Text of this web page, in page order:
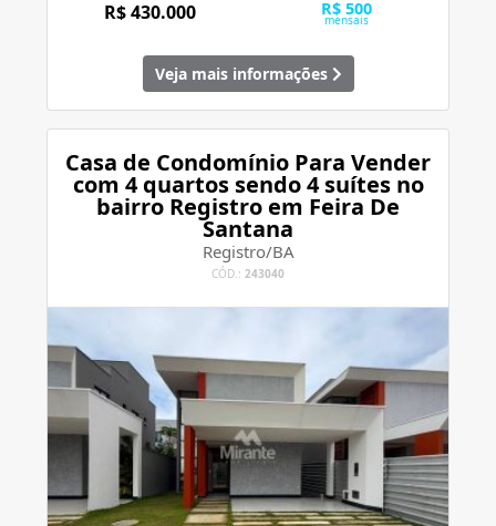
R$ 430.000 R$ 500
mensais
Veja mais informações
Casa de Condomínio Para Vender
com 4 quartos sendo 4 suítes no
bairro Registro em Feira De
Santana
Registro/BA
CÓD.: 243040